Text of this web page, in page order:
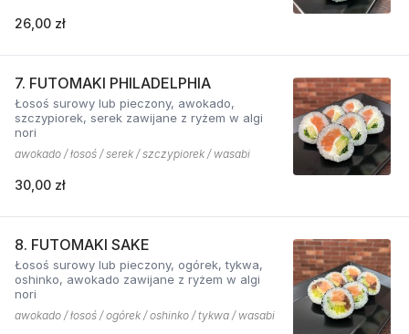
26,00 zł
7. FUTOMAKI PHILADELPHIA
Łosoś surowy lub pieczony, awokado,
szczypiorek, serek zawijane z ryżem w algi
nori
awokado / łosoś / serek / szczypiorek / wasabi
30,00 zł
8. FUTOMAKI SAKE
Łosoś surowy lub pieczony, ogórek, tykwa,
oshinko, awokado zawijane z ryżem w algi
nori
awokado / łosoś / ogórek / oshinko / tykwa / wasabi